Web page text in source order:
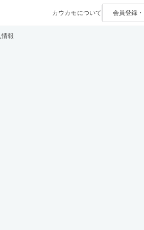
カウカモについて 会員登録・
報